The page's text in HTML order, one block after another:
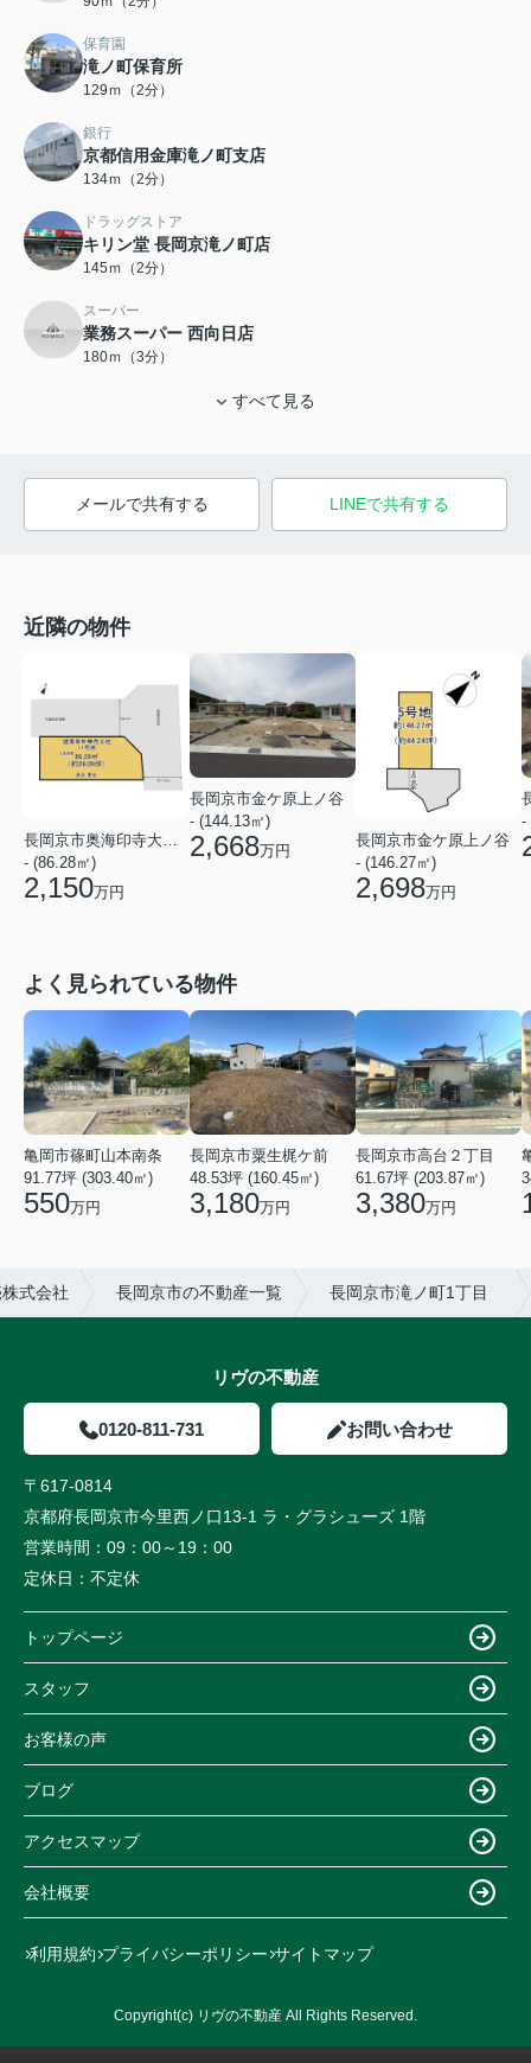
保育園
滝ノ町保育所
129ｍ（2分）
銀行
京都信用金庫滝ノ町支店
134ｍ（2分）
ドラッグストア
キリン堂 長岡京滝ノ町店
145ｍ（2分）
スーパー
業務スーパー 西向日店
180ｍ（3分）
すべて見る
メールで共有する LINEで共有する
近隣の物件
長岡京市奥海印寺大見坊
- (86.28㎡)
2,150万円
長岡京市金ケ原上ノ谷
- (144.13㎡)
2,668万円
長岡京市金ケ原上ノ谷
- (146.27㎡)
2,698万円
-
よく見られている物件
亀岡市篠町山本南条
91.77坪 (303.40㎡)
550万円
長岡京市粟生梶ケ前
48.53坪 (160.45㎡)
3,180万円
長岡京市高台２丁目
61.67坪 (203.87㎡)
3,380万円
式会社 長岡京市の不動産一覧 長岡京市滝ノ町1丁目
リヴの不動産
0120-811-731 お問い合わせ
〒617-0814
京都府長岡京市今里西ノ口13-1 ラ・グラシューズ 1階
営業時間： 09：00～19：00
定休日： 不定休
トップページ
スタッフ
お客様の声
ブログ
アクセスマップ
会社概要
利用規約 プライバシーポリシー サイトマップ
Copyright(c) リヴの不動産 All Rights Reserved.